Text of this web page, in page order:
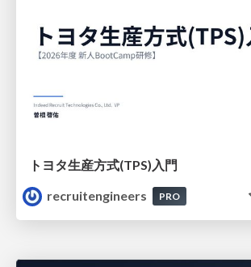
トヨタ⽣産⽅式(TPS)⼊⾨
recruitengineers
PRO